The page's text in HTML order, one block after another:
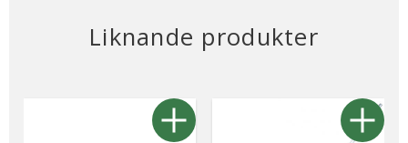
Liknande produkter